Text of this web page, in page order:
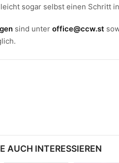
sogar selbst einen Schritt
sind unteroffice@ccw.st
AUCH INTERESSIEREN